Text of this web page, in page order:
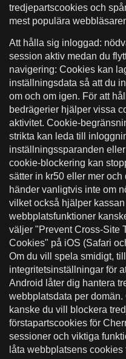
tredjepartscookies och
mest populära
Att hålla sig inloggad:
session aktiv medan du
navigering: Cookies kan
inställningsdata så att du
om och om igen. För att
bedrägerier hjälper vissa
aktivitet. Cookie-
strikta kan leda till
inställningssparanden
cookie-blockering kan
sätter in kr50 eller mer
händer vanligtvis inte om
vilket också hjälper
webbplatsfunktioner
väljer "Prevent Cross-Site
Cookies" på iOS (Safari
Om du vill spela smidigt,
integritetsinställningar för
Android låter dig hantera
webbplatsdata per
kanske du vill blockera
förstapartscookies för
sessioner och viktiga
låta webbplatsens